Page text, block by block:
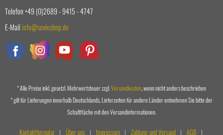
Telefon +49 (0)2689 - 9415 - 4747
E-Mail info@sovieshop.de
* Alle Preise inkl. gesetzl. Mehrwertsteuer zzgl.Versandkosten, wenn nicht anders beschrieben
* gilt für Lieferungen innerhalb Deutschlands, Lieferzeiten für andere Länder entnehmen Sie bitte der
Schaltfläche mit den Versandinformationen.
Kontaktformular Über uns Impressum Zahlung und Versand AGB